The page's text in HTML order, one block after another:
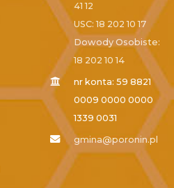
41 12
USC: 18 202 10 17
Dowody Osobiste:
18 202 10 14
nr konta: 59 8821
0009 0000 0000
1339 0031
gmina@poronin.pl